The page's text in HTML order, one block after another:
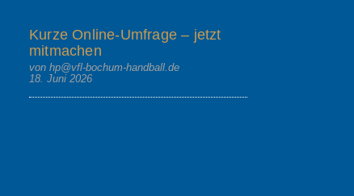
Kurze Online-Umfrage – jetzt
mitmachen
von hp@vfl-bochum-handball.de
18. Juni 2026